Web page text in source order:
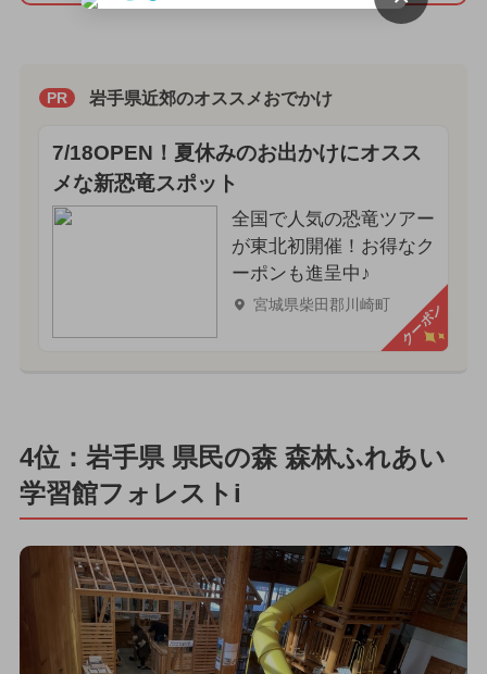
PR 岩手県近郊のオススメおでかけ
7/18OPEN！夏休みのお出かけにオスス
メな新恐竜スポット
全国で人気の恐竜ツアー
が東北初開催！お得なク
ーポンも進呈中♪
宮城県柴田郡川崎町 クーポン
4位：岩手県 県民の森 森林ふれあい
学習館フォレストi